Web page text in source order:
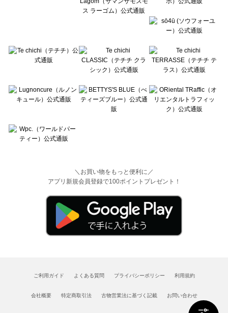
＼お買い物をもっと便利に／
アプリ新規会員登録で100ポイントプレゼント！
ご利用ガイド よくある質問 プライバシーポリシー 利用規約
会社概要 特定商取引法 古物営業法に基づく記載 お問い合わせ